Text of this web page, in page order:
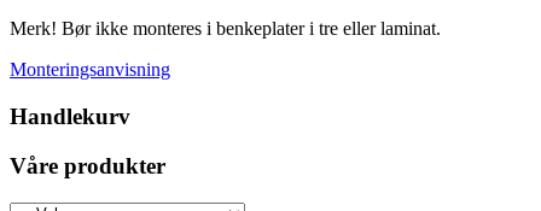
Merk! Bør ikke monteres i benkeplater i tre eller laminat.
Monteringsanvisning
Handlekurv
Våre produkter